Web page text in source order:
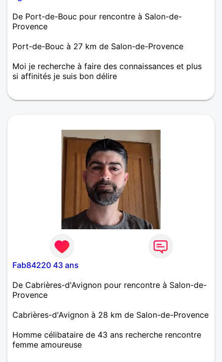
De Port-de-Bouc pour rencontre à Salon-de-
Provence
Port-de-Bouc à 27 km de Salon-de-Provence
Moi je recherche à faire des connaissances et plus
si affinités je suis bon délire
Fab84220 43 ans
De Cabrières-d'Avignon pour rencontre à Salon-de-
Provence
Cabrières-d'Avignon à 28 km de Salon-de-Provence
Homme célibataire de 43 ans recherche rencontre
femme amoureuse